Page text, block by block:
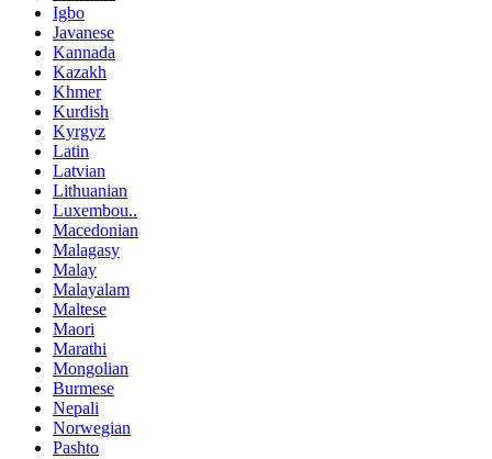
Igbo
Javanese
Kannada
Kazakh
Khmer
Kurdish
Kyrgyz
Latin
Latvian
Lithuanian
Luxembou..
Macedonian
Malagasy
Malay
Malayalam
Maltese
Maori
Marathi
Mongolian
Burmese
Nepali
Norwegian
Pashto